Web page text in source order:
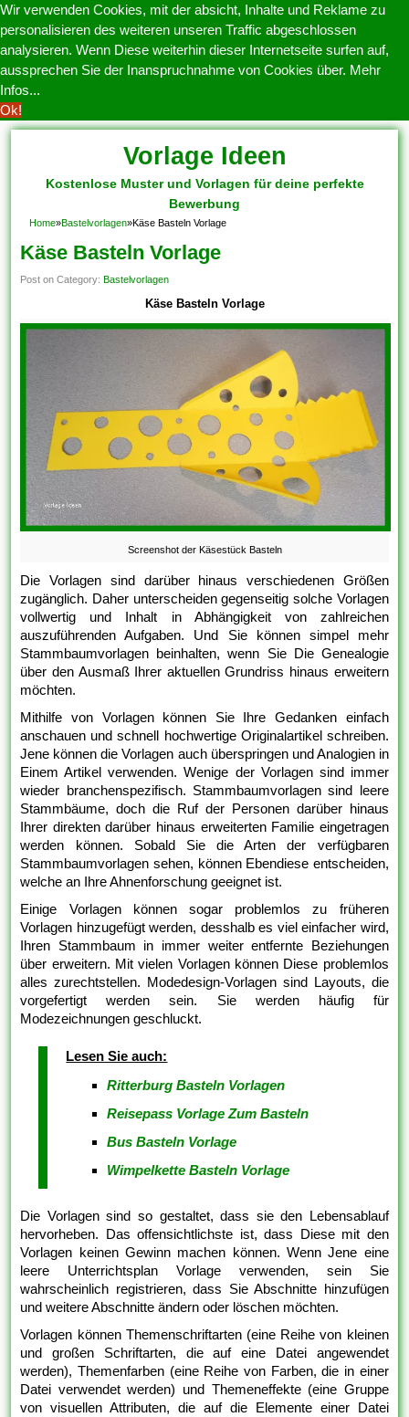
Wir verwenden Cookies, mit der absicht, Inhalte und Reklame zu
personalisieren des weiteren unseren Traffic abgeschlossen
analysieren. Wenn Diese weiterhin dieser Internetseite surfen auf,
aussprechen Sie der Inanspruchnahme von Cookies über. Mehr
Infos...
Ok!
Vorlage Ideen
Kostenlose Muster und Vorlagen für deine perfekte
Bewerbung
Home»Bastelvorlagen»Käse Basteln Vorlage
Käse Basteln Vorlage
Post on Category:Bastelvorlagen
Käse Basteln Vorlage
Screenshot der Käsestück Basteln
Die Vorlagen sind darüber hinaus verschiedenen Größen
zugänglich. Daher unterscheiden gegenseitig solche Vorlagen
vollwertig und Inhalt in Abhängigkeit von zahlreichen
auszuführenden Aufgaben. Und Sie können simpel mehr
Stammbaumvorlagen beinhalten, wenn Sie Die Genealogie
über den Ausmaß Ihrer aktuellen Grundriss hinaus erweitern
möchten.
Mithilfe von Vorlagen können Sie Ihre Gedanken einfach
anschauen und schnell hochwertige Originalartikel schreiben.
Jene können die Vorlagen auch überspringen und Analogien in
Einem Artikel verwenden. Wenige der Vorlagen sind immer
wieder branchenspezifisch. Stammbaumvorlagen sind leere
Stammbäume, doch die Ruf der Personen darüber hinaus
Ihrer direkten darüber hinaus erweiterten Familie eingetragen
werden können. Sobald Sie die Arten der verfügbaren
Stammbaumvorlagen sehen, können Ebendiese entscheiden,
welche an Ihre Ahnenforschung geeignet ist.
Einige Vorlagen können sogar problemlos zu früheren
Vorlagen hinzugefügt werden, desshalb es viel einfacher wird,
Ihren Stammbaum in immer weiter entfernte Beziehungen
über erweitern. Mit vielen Vorlagen können Diese problemlos
alles zurechtstellen. Modedesign-Vorlagen sind Layouts, die
vorgefertigt werden sein. Sie werden häufig für
Modezeichnungen geschluckt.
Lesen Sie auch:
Ritterburg Basteln Vorlagen
Reisepass Vorlage Zum Basteln
Bus Basteln Vorlage
Wimpelkette Basteln Vorlage
Die Vorlagen sind so gestaltet, dass sie den Lebensablauf
hervorheben. Das offensichtlichste ist, dass Diese mit den
Vorlagen keinen Gewinn machen können. Wenn Jene eine
leere Unterrichtsplan Vorlage verwenden, sein Sie
wahrscheinlich registrieren, dass Sie Abschnitte hinzufügen
und weitere Abschnitte ändern oder löschen möchten.
Vorlagen können Themenschriftarten (eine Reihe von kleinen
und großen Schriftarten, die auf eine Datei angewendet
werden), Themenfarben (eine Reihe von Farben, die in einer
Datei verwendet werden) und Themeneffekte (eine Gruppe
von visuellen Attributen, die auf die Elemente einer Datei